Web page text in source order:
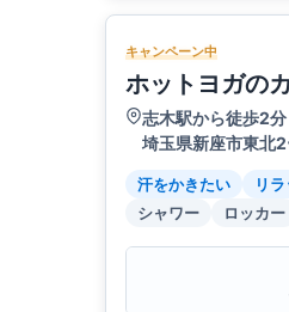
キャンペーン中
ホットヨガの
志木駅から徒歩2分
埼玉県新座市東北
汗をかきたい リ
シャワー
ロッカー